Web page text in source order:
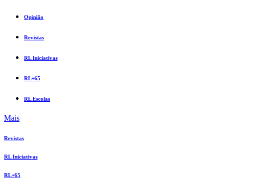
Opinião
Revistas
RL Iniciativas
RL+65
RL Escolas
Mais
Revistas
RL Iniciativas
RL+65